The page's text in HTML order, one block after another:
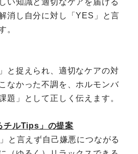
消し自分に対し「YES」と言
。
と捉えられ、適切なケアの対
なかった不調を、ホルモンバ
題」として正しく伝えます。
チルTips」の提案
と言えず自己嫌悪につながる